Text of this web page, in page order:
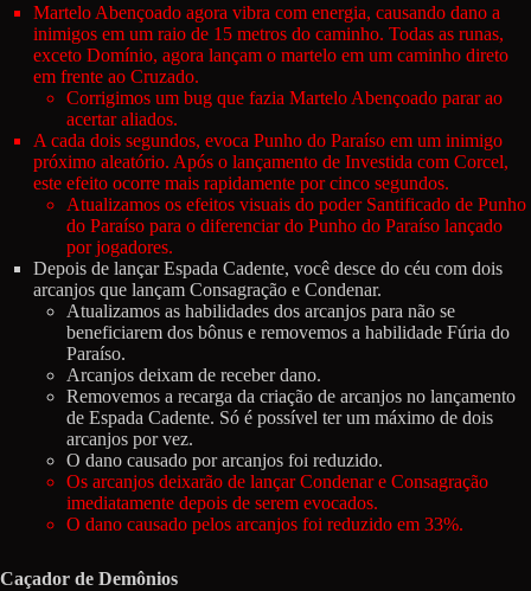
Martelo Abençoado agora vibra com energia, causando dano a
inimigos em um raio de 15 metros do caminho. Todas as runas,
exceto Domínio, agora lançam o martelo em um caminho direto
em frente ao Cruzado.
Corrigimos um bug que fazia Martelo Abençoado parar ao
acertar aliados.
A cada dois segundos, evoca Punho do Paraíso em um inimigo
próximo aleatório. Após o lançamento de Investida com Corcel,
este efeito ocorre mais rapidamente por cinco segundos.
Atualizamos os efeitos visuais do poder Santificado de Punho
do Paraíso para o diferenciar do Punho do Paraíso lançado
por jogadores.
Depois de lançar Espada Cadente, você desce do céu com dois
arcanjos que lançam Consagração e Condenar.
Atualizamos as habilidades dos arcanjos para não se
beneficiarem dos bônus e removemos a habilidade Fúria do
Paraíso.
Arcanjos deixam de receber dano.
Removemos a recarga da criação de arcanjos no lançamento
de Espada Cadente. Só é possível ter um máximo de dois
arcanjos por vez.
O dano causado por arcanjos foi reduzido.
Os arcanjos deixarão de lançar Condenar e Consagração
imediatamente depois de serem evocados.
O dano causado pelos arcanjos foi reduzido em 33%.
Caçador de Demônios